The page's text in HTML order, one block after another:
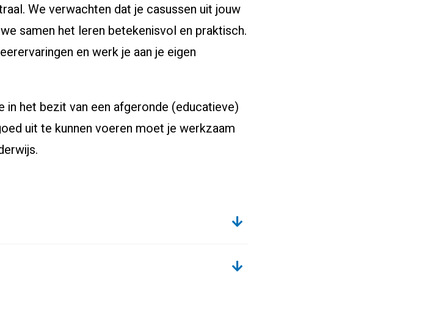
We verwachten dat je casussen uit jouw
samen het leren betekenisvol en praktisch.
en werk je aan je eigen
het bezit van een afgeronde (educatieve)
uit te kunnen voeren moet je werkzaam